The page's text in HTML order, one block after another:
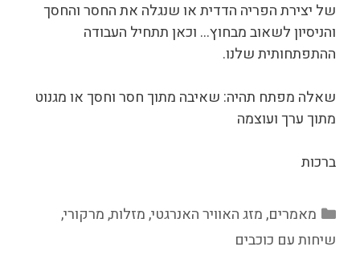
של יצירת הפריה הדדית או שנגלה את החסר והחסך
והניסיון לשאוב מבחוץ… וכאן תתחיל העבודה
ההתפתחותית שלנו.
שאלה מפתח תהיה: שאיבה מתוך חסר וחסך או מגנוט
מתוך ערך ועוצמה
ברכות
קטגוריות
מאמרים,מזג האוויר האנרגטי,מזלות,מרקורי,
שיחות עם כוכבים